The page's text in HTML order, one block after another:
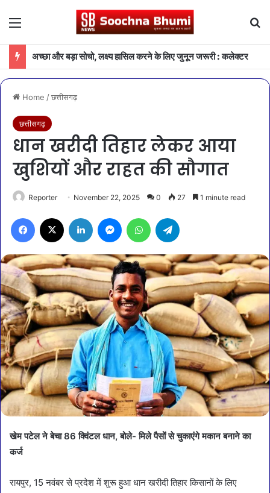
Menu
अच्छा और बड़ा सोचो, लक्ष्य हासिल करने के लिए जुनून जरूरी : कलेक्टर
Home /छत्तीसगढ़
छत्तीसगढ़
धान खरीदी तिहार लेकर आया
खुशियों और राहत की सौगात
Reporter November 22, 2025 0 27 1 minute read
Facebook LinkedIn MessengerWhatsApp
खेम पटेल ने बेचा 86 क्विंटल धान, बोले- मिले पैसों से चुकाएंगे मकान बनाने का
कर्ज
रायपुर, 15 नवंबर से प्रदेश में शुरू हुआ धान खरीदी तिहार किसानों के लिए